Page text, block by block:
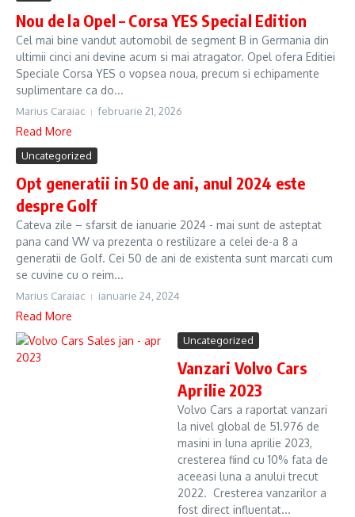
Nou de la Opel – Corsa YES Special Edition
Cel mai bine vandut automobil de segment B in Germania din
ultimii cinci ani devine acum si mai atragator. Opel ofera Editiei
Speciale Corsa YES o vopsea noua, precum si echipamente
suplimentare ca do...
Marius Caraiac februarie 21, 2026
Read More
Uncategorized
Opt generatii in 50 de ani, anul 2024 este
despre Golf
Cateva zile – sfarsit de ianuarie 2024 - mai sunt de asteptat
pana cand VW va prezenta o restilizare a celei de-a 8 a
generatii de Golf. Cei 50 de ani de existenta sunt marcati cum
se cuvine cu o reim...
Marius Caraiac ianuarie 24, 2024
Read More
Uncategorized
Vanzari Volvo Cars
Aprilie 2023
Volvo Cars a raportat vanzari
la nivel global de 51.976 de
masini in luna aprilie 2023,
cresterea fiind cu 10% fata de
aceeasi luna a anului trecut
2022. Cresterea vanzarilor a
fost direct influentat...